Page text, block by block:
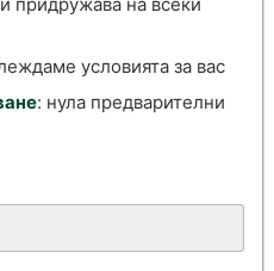
условията за вас
: нула предварителни